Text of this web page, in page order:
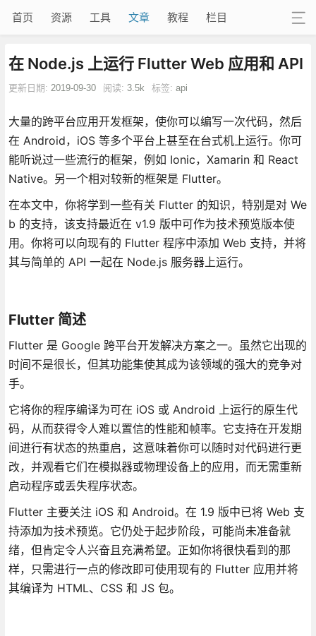
首页 资源 工具 文章 教程 栏目
在 Node.js 上运行 Flutter Web 应用和 API
更新日期: 2019-09-30 阅读: 3.5k 标签: api
大量的跨平台应用开发框架，使你可以编写一次代码，然后
在 Android，iOS 等多个平台上甚至在台式机上运行。你可
能听说过一些流行的框架，例如 Ionic，Xamarin 和 React
Native。另一个相对较新的框架是 Flutter。
在本文中，你将学到一些有关 Flutter 的知识，特别是对 We
b 的支持，该支持最近在 v1.9 版中可作为技术预览版本使
用。你将可以向现有的 Flutter 程序中添加 Web 支持，并将
其与简单的 API 一起在 Node.js 服务器上运行。
Flutter 简述
Flutter 是 Google 跨平台开发解决方案之一。虽然它出现的
时间不是很长，但其功能集使其成为该领域的强大的竞争对
手。
它将你的程序编译为可在 iOS 或 Android 上运行的原生代
码，从而获得令人难以置信的性能和帧率。它支持在开发期
间进行有状态的热重启，这意味着你可以随时对代码进行更
改，并观看它们在模拟器或物理设备上的应用，而无需重新
启动程序或丢失程序状态。
Flutter 主要关注 iOS 和 Android。在 1.9 版中已将 Web 支
持添加为技术预览。它仍处于起步阶段，可能尚未准备就
绪，但肯定令人兴奋且充满希望。正如你将很快看到的那
样，只需进行一点的修改即可使用现有的 Flutter 应用并将
其编译为 HTML、CSS 和 JS 包。